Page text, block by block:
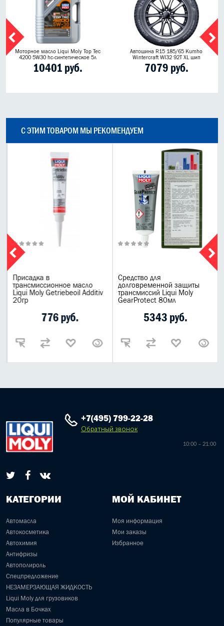
Моторное масло Liqui Moly Top Tec
4200 5W30 hc-синтетическое 5л
10401 руб.
Автошина R15 185/65 Kumho
Wintercraft WI32 92T XL шип
7079 руб.
С ЭТИМ ТОВАРОМ МЫ РЕКОМЕНДУЕМ
Присадка в
трансмиссионное масло
Liqui Moly Getriebeoil Additiv
20гр
776 руб.
Средство для
долговременной защиты
трансмиссий Liqui Moly
GearProtect 80мл
5343 руб.
+7(495) 799-22-28
Обратный звонок
10:00 – 21:00
КАТЕГОРИИ
Автомасла
Автокосметика
Автохимия
Антифризы
Автополироль
Спецпредложение
НЕЗАМЕРЗАЮЩАЯ ЖИДКОСТЬ
Liqui Moly для грузовиков
Масла в Бочках
Популярные товары
МОЙ КАБИНЕТ
Моя информация
Мои заказы
Избранное